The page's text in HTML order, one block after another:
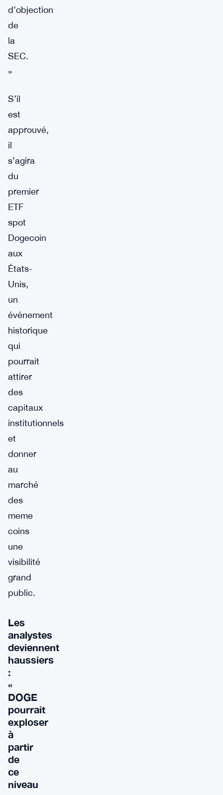
d’objection
de
la
SEC.
»
S’il
est
approuvé,
il
s’agira
du
premier
ETF
spot
Dogecoin
aux
États-
Unis,
un
événement
historique
qui
pourrait
attirer
des
capitaux
institutionnels
et
donner
au
marché
des
meme
coins
une
visibilité
grand
public.
Les
analystes
deviennent
haussiers
:
«
DOGE
pourrait
exploser
à
partir
de
ce
niveau